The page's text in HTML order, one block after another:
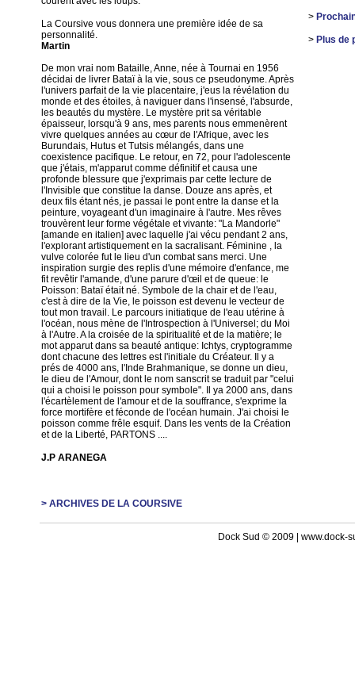
La Coursive vous donnera une première idée de sa
personnalité.
Martin
De mon vrai nom Bataille, Anne, née à Tournai en 1956
décidai de livrer Bataï à la vie, sous ce pseudonyme. Après
l'univers parfait de la vie placentaire, j'eus la révélation du
monde et des étoiles, à naviguer dans l'insensé, l'absurde,
les beautés du mystère. Le mystère prit sa véritable
épaisseur, lorsqu'à 9 ans, mes parents nous emmenèrent
vivre quelques années au cœur de l'Afrique, avec les
Burundais, Hutus et Tutsis mélangés, dans une
coexistence pacifique. Le retour, en 72, pour l'adolescente
que j'étais, m'apparut comme définitif et causa une
profonde blessure que j'exprimais par cette lecture de
l'Invisible que constitue la danse. Douze ans après, et
deux fils étant nés, je passai le pont entre la danse et la
peinture, voyageant d'un imaginaire à l'autre. Mes rêves
trouvèrent leur forme végétale et vivante: "La Mandorle"
[amande en italien] avec laquelle j'ai vécu pendant 2 ans,
l'explorant artistiquement en la sacralisant. Féminine , la
vulve colorée fut le lieu d'un combat sans merci. Une
inspiration surgie des replis d'une mémoire d'enfance, me
fit revêtir l'amande, d'une parure d'œil et de queue: le
Poisson: Bataï était né. Symbole de la chair et de l'eau,
c'est à dire de la Vie, le poisson est devenu le vecteur de
tout mon travail. Le parcours initiatique de l'eau utérine à
l'océan, nous mène de l'Introspection à l'Universel; du Moi
à l'Autre. A la croisée de la spiritualité et de la matière; le
mot apparut dans sa beauté antique: Ichtys, cryptogramme
dont chacune des lettres est l'initiale du Créateur. Il y a
prés de 4000 ans, l'Inde Brahmanique, se donne un dieu,
le dieu de l'Amour, dont le nom sanscrit se traduit par "celui
qui a choisi le poisson pour symbole". Il ya 2000 ans, dans
l'écartèlement de l'amour et de la souffrance, s'exprime la
force mortifère et féconde de l'océan humain. J'ai choisi le
poisson comme frêle esquif. Dans les vents de la Création
et de la Liberté, PARTONS ....
J.P ARANEGA
> ARCHIVES DE LA COURSIVE
>
> Plus de
Dock Sud © 2009 | www.dock-